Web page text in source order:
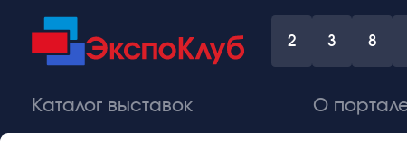
2 3 8
Каталог выставок О